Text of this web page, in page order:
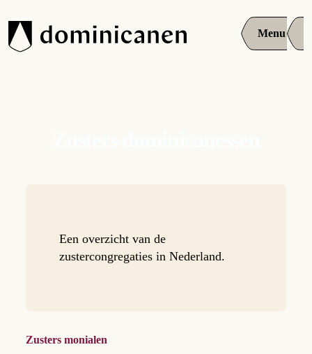
Menu
Een overzicht van de
zustercongregaties in Nederland.
Zusters monialen